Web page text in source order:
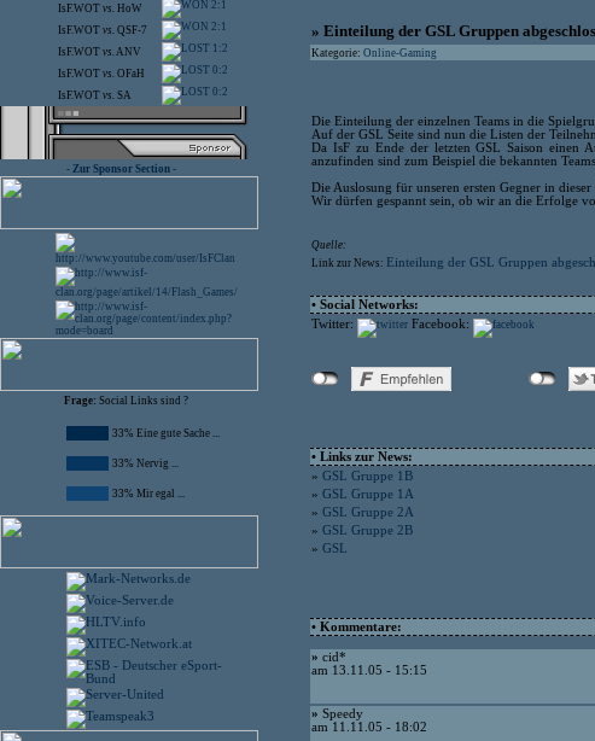
IsF.WOT vs. HoW 2:1
IsF.WOT vs. QSF-7 2:1
IsF.WOT vs.ANV 1:2
IsF.WOT vs. OFaH 0:2
IsF.WOT vs. SA 0:2
- Zur Sponsor Section -
Frage: Social Links sind ?
33% Eine gute Sache ...
33% Nervig ...
33% Mir egal ...
» Einteilung der GSL Gruppen
Kategorie: Online-Gaming
Die Einteilung der einzelnen Teams in die
Auf der GSL Seite sind nun die Listen der
Da IsF zu Ende der letzten GSL Saison einen
anzufinden sind zum Beispiel die bekannten
Die Auslosung für unseren ersten Gegner in
Wir dürfen gespannt sein, ob wir an die Erfolge
Quelle:
Link zur News: Einteilung der GSL Gruppen
• Social Networks:
Twitter:
Facebook:
• Links zur News:
» GSL Gruppe 1B
» GSL Gruppe 1A
» GSL Gruppe 2A
» GSL Gruppe 2B
» GSL
• Kommentare:
» cid*
am 13.11.05 - 15:15
» Speedy
am 11.11.05 - 18:02